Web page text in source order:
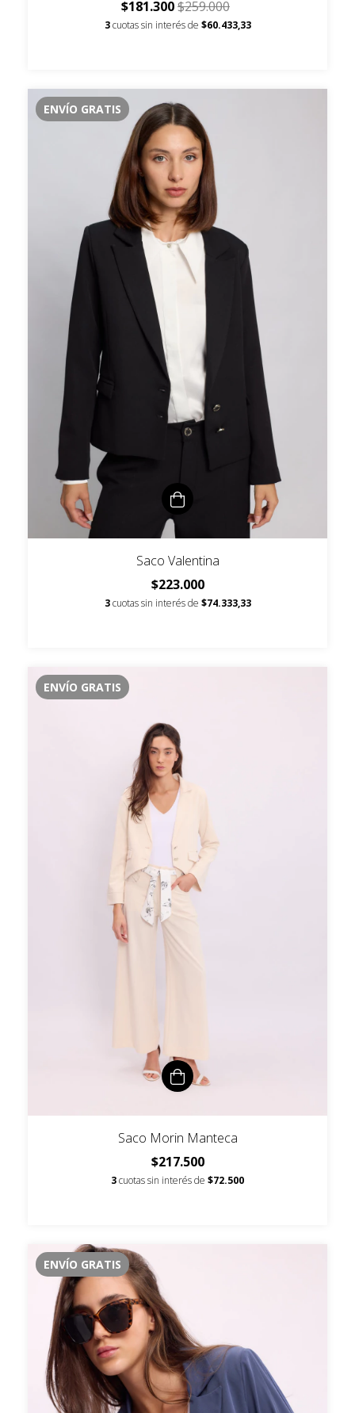
$181.300$259.000
3 cuotas sin interés de $60.433,33
ENVÍO GRATIS
Saco Valentina
$223.000
3 cuotas sin interés de $74.333,33
ENVÍO GRATIS
Saco Morin Manteca
$217.500
3cuotas sin interés de $72.500
ENVÍO GRATIS